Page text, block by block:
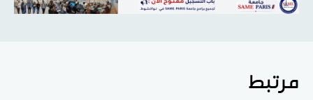
مرتبط